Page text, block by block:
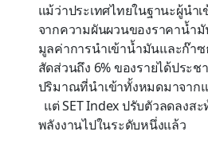
แม้ว่าประเทศไทยในฐานะผู้นำเ
จากความผันผวนของราคาน้ำ
มูลค่าการนำเข้าน้ำมันและก๊า
สัดส่วนถึง 6% ของรายได้ประช
ปริมาณที่นำเข้าทั้งหมดมาจาก
แต่SET Indexปรับตัวลดลงส
พลังงานไปในระดับหนึ่งแล้ว